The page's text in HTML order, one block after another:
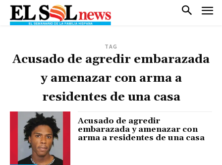
TAG
Acusado de agredir embarazada
y amenazar con arma a
residentes de una casa
Acusado de agredir
embarazada y amenazar con
arma a residentes de una casa